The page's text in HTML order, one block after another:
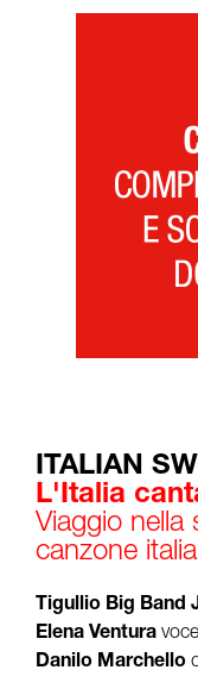
ITALIAN
L'Italia
Viaggio nella
canzone
Tigullio Big Band
Elena Ventura voce
Danilo Marchello